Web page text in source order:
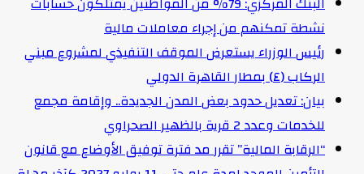
نشطة تمكنهم من إجراء معاملات مالية
رئيس الوزراء يستعرض الموقف التنفيذي لمشروع مبني
الركاب (٤) بمطار القاهرة الدولي
بيان: تعديل حدود بعض المدن الجديدة.. وإقامة مجمع
للخدمات وعدد 2 قرية بالظهير الصحراوي
“الرقابة المالية” تقرر مد فترة توفيق الأوضاع مع قانون